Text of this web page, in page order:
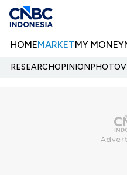
HOMEMARKETMY MONEY
RESEARCHOPINIONPHOTO